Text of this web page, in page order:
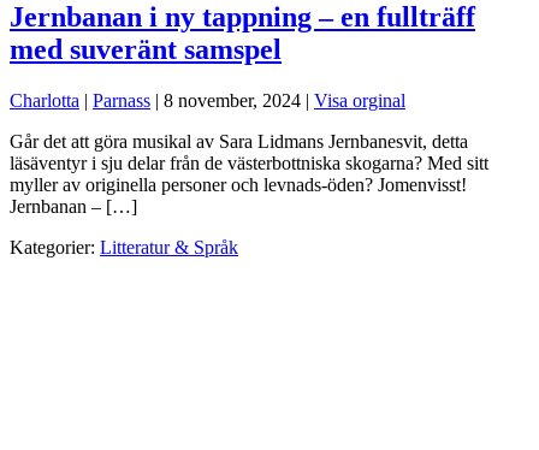
Jernbanan i ny tappning – en fullträff
med suveränt samspel
Charlotta | Parnass | 8 november, 2024 | Visa orginal
Går det att göra musikal av Sara Lidmans Jernbanesvit, detta
läsäventyr i sju delar från de västerbottniska skogarna? Med sitt
myller av originella personer och levnads-öden? Jomenvisst!
Jernbanan – […]
Kategorier: Litteratur & Språk